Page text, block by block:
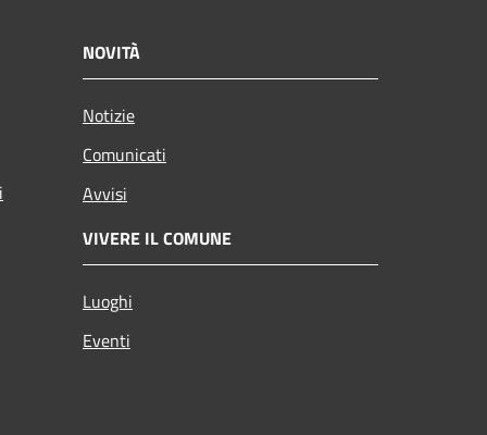
NOVITÀ
Notizie
Comunicati
Avvisi
VIVERE IL COMUNE
Luoghi
Eventi